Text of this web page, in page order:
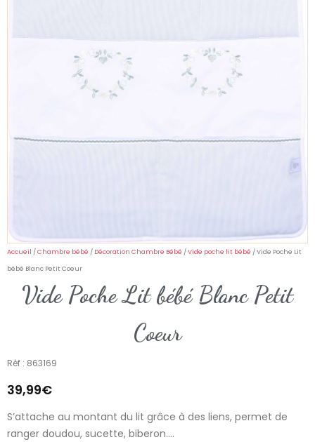
Accueil /Chambre bébé / Décoration Chambre Bébé /Vide poche lit bébé / Vide Poche Lit
bébé Blanc Petit Coeur
Vide Poche Lit bébé Blanc Petit
Coeur
Réf : 863169
39,99€
S’attache au montant du lit grâce à des liens, permet de
ranger doudou, sucette, biberon….